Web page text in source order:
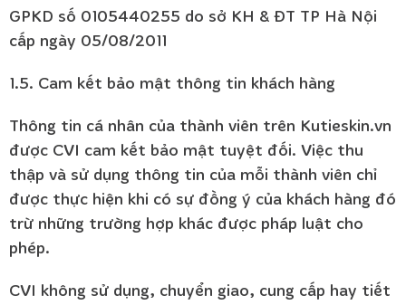
GPKD số 0105440255 do sở KH & ĐT TP Hà Nội
cấp ngày 05/08/2011
1.5. Cam kết bảo mật thông tin khách hàng
Thông tin cá nhân của thành viên trên Kutieskin.vn
được CVI cam kết bảo mật tuyệt đối. Việc thu
thập và sử dụng thông tin của mỗi thành viên chỉ
được thực hiện khi có sự đồng ý của khách hàng đó
trừ những trường hợp khác được pháp luật cho
phép.
CVI không sử dụng, chuyển giao, cung cấp hay tiết